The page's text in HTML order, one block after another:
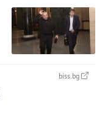
biss.bg